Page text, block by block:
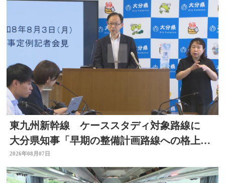
東九州新幹線 ケーススタディ対象路線に
大分県知事「早期の整備計画路線への格上げ
に期待」
2026年08月07日